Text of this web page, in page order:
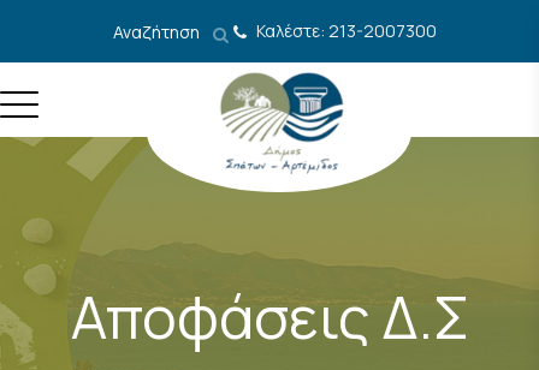
Αναζήτηση Καλέστε: 213-2007300
Αποφάσεις Δ.Σ